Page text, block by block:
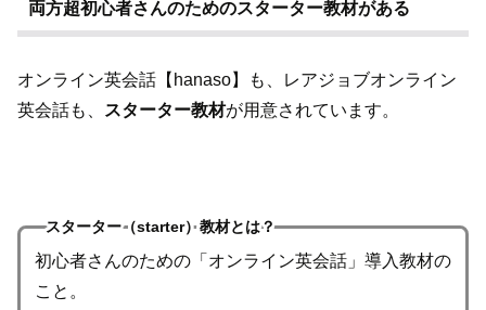
両方超初心者さんのためのスターター教材がある
オンライン英会話【hanaso】も、レアジョブオンライン
英会話も、
スターター教材が用意されています。
スターター（starter）教材とは？
初心者さんのための「オンライン英会話」導入教材の
こと。